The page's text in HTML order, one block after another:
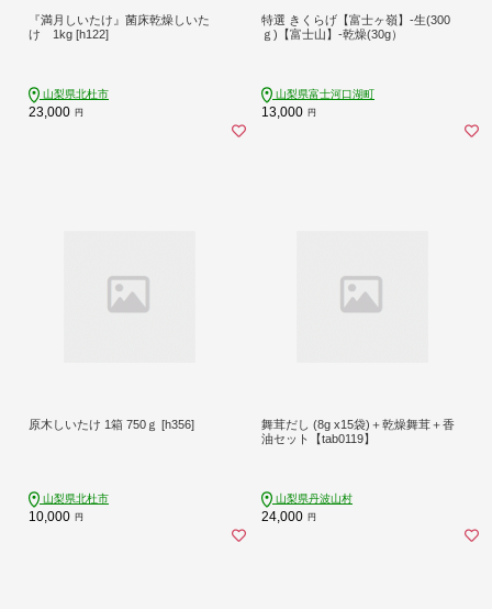
『満月しいたけ』菌床乾燥しいた
け 1kg [h122]
山梨県北杜市
23,000 円
特選 きくらげ【富士ヶ嶺】-生(300
ｇ)【富士山】-乾燥(30g）
山梨県富士河口湖町
13,000 円
原木しいたけ 1箱 750ｇ [h356]
山梨県北杜市
10,000 円
舞茸だし (8g x15袋)＋乾燥舞茸＋香
油セット【tab0119】
山梨県丹波山村
24,000 円